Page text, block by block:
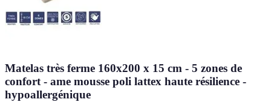
Matelas très ferme 160x200 x 15 cm - 5 zones de
confort - ame mousse poli lattex haute résilience -
hypoallergénique